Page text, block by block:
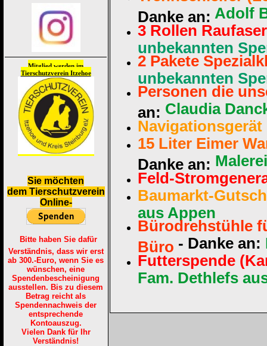
Mitglied werden im
Tierschutzverein Itzehoe
Sie möchten
dem Tierschutzverein
Online-
Bitte haben Sie dafür
Verständnis, dass wir erst
ab 300.-Euro, wenn Sie es
wünschen, eine
Spendenbescheinigung
ausstellen. Bis zu diesem
Betrag reicht als
Spendennachweis der
entsprechende
Kontoauszug.
Vielen Dank für Ihr
Verständnis!
Danke an: Adolf
3 Rollen
unbekannten
2 Pakete
unbekannten
Personen die
an: Claudia
Navigationsgerät
15 Liter Eimer
Danke an:
Feld-
Baumarkt-
aus Appen
Bürodrehstühle
Büro - Danke an:
Futterspende
Fam. Dethlefs